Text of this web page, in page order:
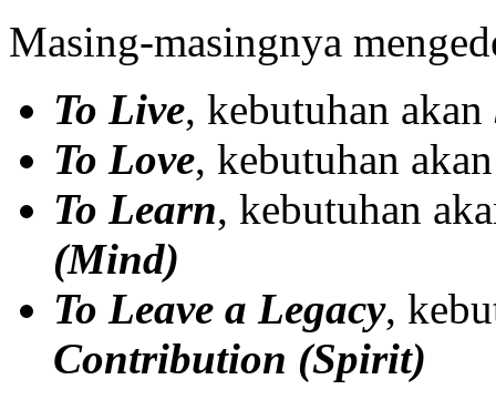
Masing-masingnya
To Live, kebutuhan akan
To Love, kebutuhan
To Learn, kebutuhan
(Mind)
To Leave a Legacy,
Contribution (Spirit)